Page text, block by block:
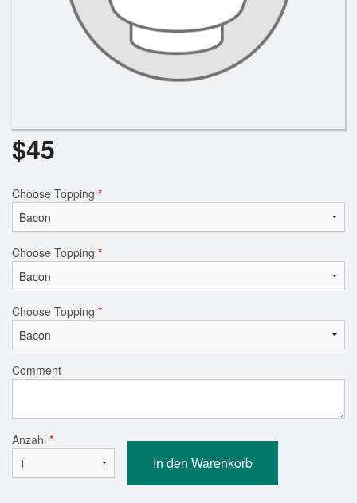
$45
Choose Topping *
Choose Topping *
Choose Topping *
Comment
Anzahl *
In den Warenkorb